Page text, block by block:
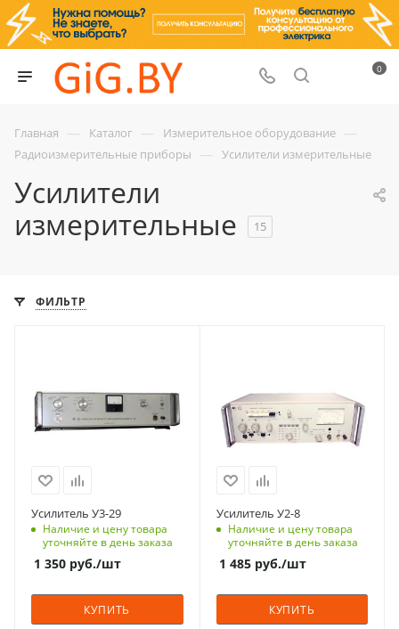
0
Главная — Каталог — Измерительное оборудование —
Радиоизмерительные приборы — Усилители измерительные
Усилители
измерительные
15
ФИЛЬТР
Усилитель У3-29
Наличие и цену товара
уточняйте в день заказа
1 350 руб./шт
КУПИТЬ
Усилитель У2-8
Наличие и цену товара
уточняйте в день заказа
1 485руб./шт
КУПИТЬ